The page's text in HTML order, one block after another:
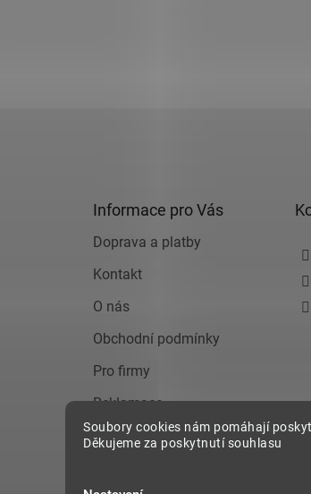
Soubory cookies nám pomáhají
Děkujeme za poskytnutí souhlasu
Informace pro Vás
Doprava a platby
Kontakt
O nás
Obchodní podmínky
Pro firmy
Reklamace
Zásady ochrany osobních
údajů